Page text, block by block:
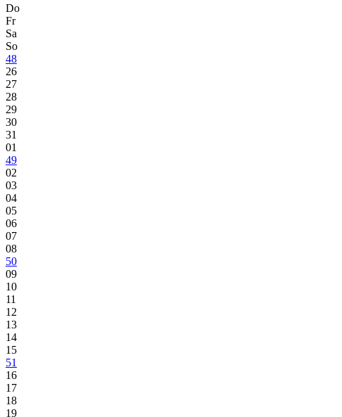
Do
Fr
Sa
So
48
26
27
28
29
30
31
01
49
02
03
04
05
06
07
08
50
09
10
11
12
13
14
15
51
16
17
18
19